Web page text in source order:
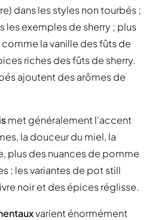
dans les styles non tourbés ;
les exemples de sherry ; plus
la vanille des fûts de
riches des fûts de sherry.
ajoutent des arômes de
met généralement l'accent
la douceur du miel, la
plus des nuances de pomme
; les variantes de pot still
noir et des épices réglisse.
varient énormément